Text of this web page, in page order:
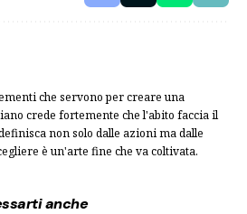
che servono per creare una
crede fortemente che l'abito faccia il
non solo dalle azioni ma dalle
è un'arte fine che va coltivata.
anche